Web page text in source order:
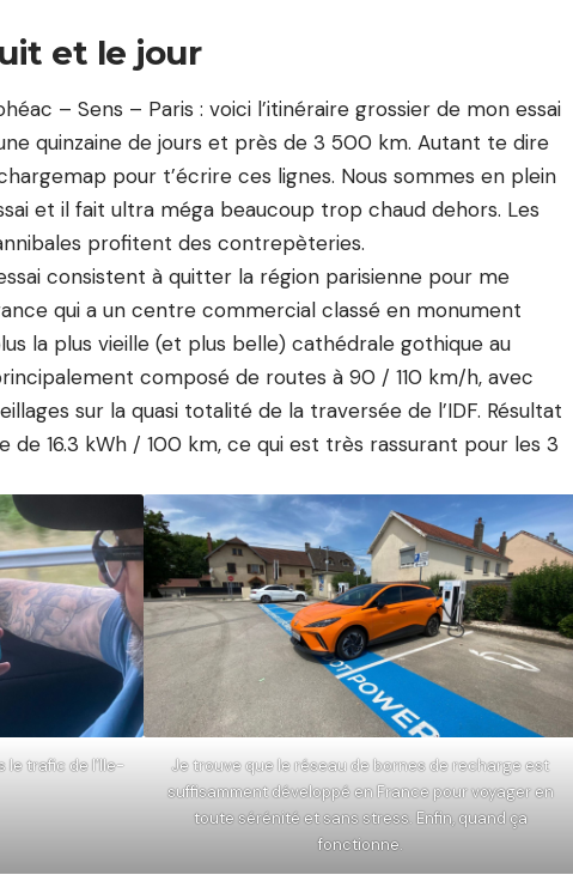
et le jour
– Sens – Paris : voici l’itinéraire grossier de mon essai
quinzaine de jours et près de 3 500 km. Autant te dire
pour t’écrire ces lignes. Nous sommes en plein
et il fait ultra méga beaucoup trop chaud dehors. Les
profitent des contrepèteries.
consistent à quitter la région parisienne pour me
qui a un centre commercial classé en monument
la plus vieille (et plus belle) cathédrale gothique au
composé de routes à 90 / 110 km/h, avec
sur la quasi totalité de la traversée de l’IDF. Résultat
de 16.3 kWh / 100 km, ce qui est très rassurant pour les 3
le trafic de l’Ile-
Je trouve que le réseau de bornes de recharge est
suffisamment développé en France pour voyager en
toute sérénité et sans stress. Enfin, quand ça
fonctionne.